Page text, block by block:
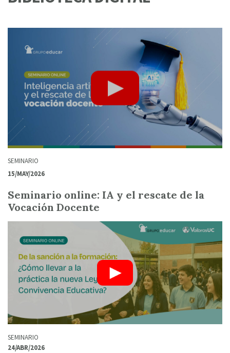
SEMINARIO
15/MAY/2026
Seminario online: IA y el rescate de la
Vocación Docente
SEMINARIO
24/ABR/2026